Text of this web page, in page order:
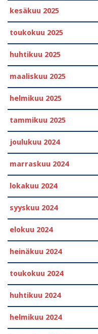
kesäkuu 2025
toukokuu 2025
huhtikuu 2025
maaliskuu 2025
helmikuu 2025
tammikuu 2025
joulukuu 2024
marraskuu 2024
lokakuu 2024
syyskuu 2024
elokuu 2024
heinäkuu 2024
toukokuu 2024
huhtikuu 2024
helmikuu 2024